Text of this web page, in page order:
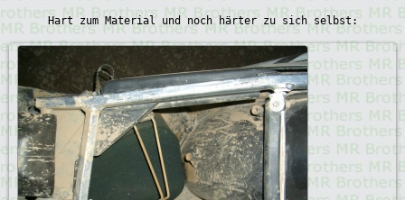
Hart zum Material und noch härter zu sich selbst: